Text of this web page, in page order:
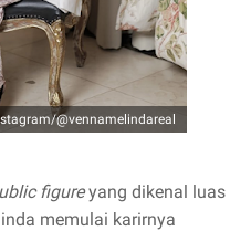
@vennamelindareal
figureyang dikenal luas
memulai karirnya